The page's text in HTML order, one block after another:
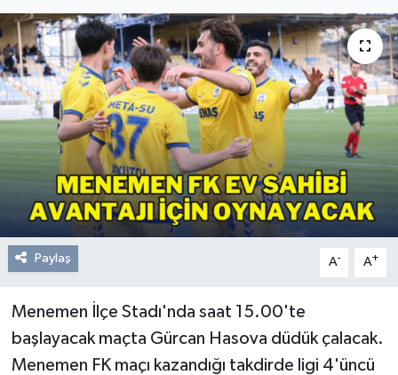
Paylaş A- A+
Menemen İlçe Stadı'nda saat 15.00'te
başlayacak maçta Gürcan Hasova düdük çalacak.
Menemen FK maçı kazandığı takdirde ligi 4'üncü
Resmi Reklam
Röportajlar